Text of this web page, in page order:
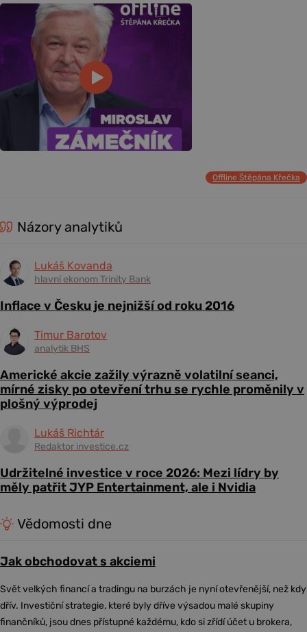
Offline Štěpána Křečka
Názory analytiků
Lukáš Kovanda
hlavní ekonom Trinity Bank
Inflace v Česku je nejnižší od roku 2016
Timur Barotov
analytik BHS
Americké akcie zažily výrazně volatilní seanci,
mírné zisky po otevření trhu se rychle proměnily v
plošný výprodej
Lukáš Richtár
Redaktor investice.cz
Udržitelné investice v roce 2026: Mezi lídry by
měly patřit JYP Entertainment, ale i Nvidia
Vědomosti dne
Jak obchodovat s akciemi
Svět velkých financí a tradingu na burzách je nyní otevřenější, než kdy
dřív. Investiční strategie, které byly dříve výsadou malé skupiny
finančníků, jsou dnes přístupné každému, kdo si zřídí účet u brokera,